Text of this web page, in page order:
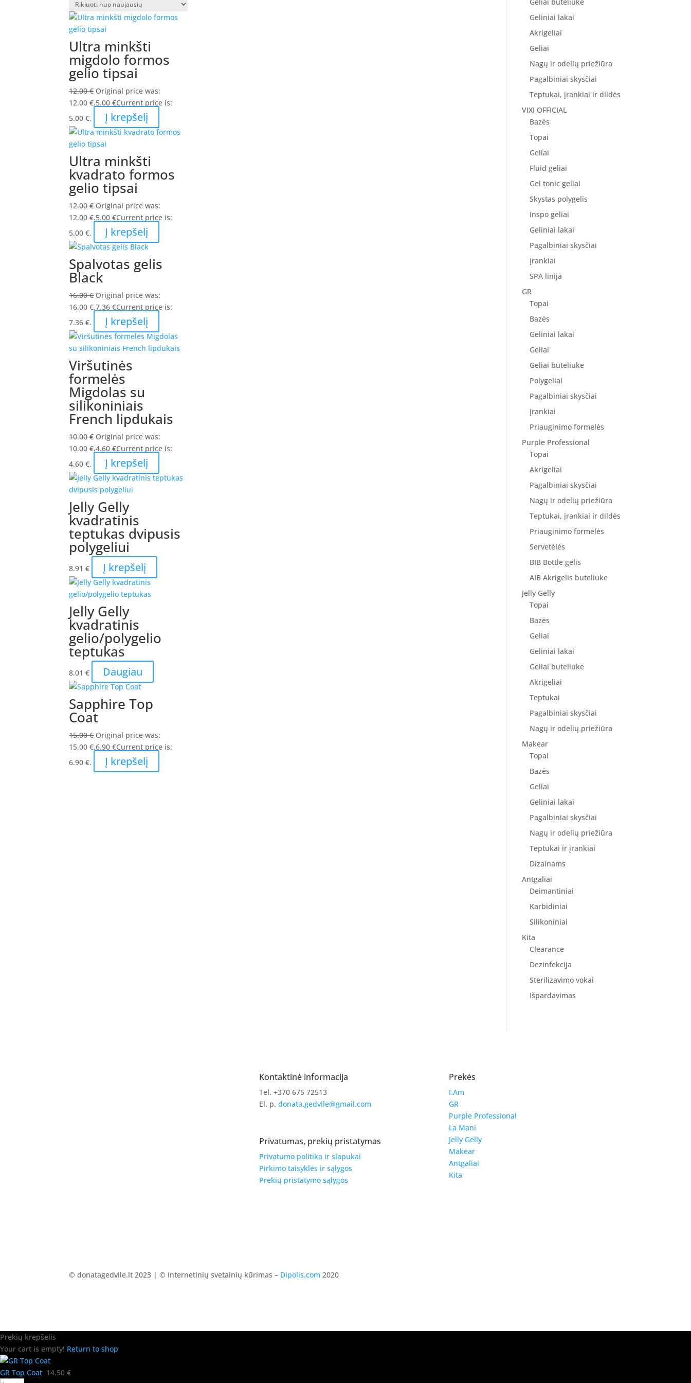
Ultra minkšti
migdolo formos
gelio tipsai
12.00€ Original price was:
12.00 €.5.00€Current price is:
5.00 €.
Į krepšelį
Ultra minkšti
kvadrato formos
gelio tipsai
12.00€ Original price was:
12.00 €.5.00€Current price is:
5.00 €.
Į krepšelį
Spalvotas gelis
Black
16.00€ Original price was:
16.00 €.7.36€Current price is:
7.36 €.
Į krepšelį
Viršutinės
formelės
Migdolas su
silikoniniais
French lipdukais
10.00€ Original price was:
10.00 €.4.60€Current price is:
4.60 €.
Į krepšelį
Jelly Gelly
kvadratinis
teptukas dvipusis
polygeliui
8.91€ Į krepšelį
Jelly Gelly
kvadratinis
gelio/polygelio
teptukas
8.01€ Daugiau
Sapphire Top
Coat
15.00€ Original price was:
15.00 €.6.90€Current price is:
6.90 €.
Į krepšelį
Geliniai lakai
Akrigeliai
Geliai
Nagų ir odelių priežiūra
Pagalbiniai skysčiai
Teptukai, įrankiai ir dildės
VIXI OFFICIAL
Bazės
Topai
Geliai
Fluid geliai
Gel tonic geliai
Skystas polygelis
Inspo geliai
Geliniai lakai
Pagalbiniai skysčiai
Įrankiai
SPA linija
GR
Topai
Bazės
Geliniai lakai
Geliai
Geliai buteliuke
Polygeliai
Pagalbiniai skysčiai
Įrankiai
Priauginimo formelės
Purple Professional
Topai
Akrigeliai
Pagalbiniai skysčiai
Nagų ir odelių priežiūra
Teptukai, įrankiai ir dildės
Priauginimo formelės
Servetėlės
BIB Bottle gelis
AIB Akrigelis buteliuke
Jelly Gelly
Topai
Bazės
Geliai
Geliniai lakai
Geliai buteliuke
Akrigeliai
Teptukai
Pagalbiniai skysčiai
Nagų ir odelių priežiūra
Makear
Topai
Bazės
Geliai
Geliniai lakai
Pagalbiniai skysčiai
Nagų ir odelių priežiūra
Teptukai ir įrankiai
Dizainams
Antgaliai
Deimantiniai
Karbidiniai
Silikoniniai
Kita
Clearance
Dezinfekcija
Sterilizavimo vokai
Išpardavimas
Kontaktinė informacija
Tel. +370 675 72513
El. p. donata.gedvile@gmail.com
Privatumas, prekių pristatymas
Privatumo politika ir slapukai
Pirkimo taisyklės ir sąlygos
Prekių pristatymo sąlygos
Prekės
I.Am
GR
Purple Professional
La Mani
Jelly Gelly
Makear
Antgaliai
Kita
© donatagedvile.lt 2023 | © Internetinių svetainių kūrimas – Dipolis.com 2020
Prekių krepšelis
Your cart is empty! Return to shop
GR Top Coat 14.50 €